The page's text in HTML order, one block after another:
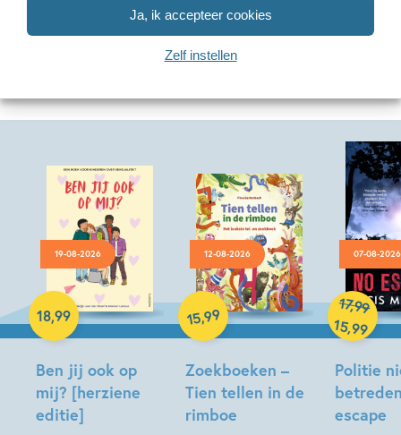
Ja, ik accepteer cookies
Zelf instellen
19-08-2026
Ben jij ook op
mij? [herziene
editie]
18,99
Hardcover
12-08-2026
Zoekboeken –
Tien tellen in de
rimboe
15,99
Hardcover
07-08-2026
Politie
escape
17,99
15,99
Hardcover